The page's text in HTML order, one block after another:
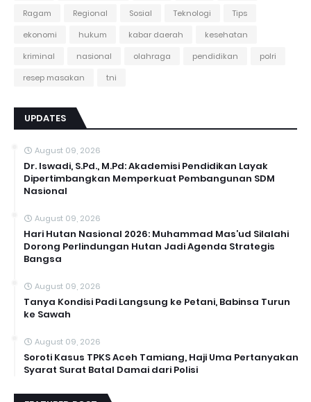
Ragam
Regional Sosial Teknologi
Tips
ekonomi
hukum kabar daerah
kesehatan
kriminal
nasional olahraga pendidikan
polri
resep masakan
tni
UPDATES
August 09, 2026
Dr. Iswadi, S.Pd., M.Pd: Akademisi Pendidikan Layak
Dipertimbangkan Memperkuat Pembangunan SDM
Nasional
August 09, 2026
Hari Hutan Nasional 2026: Muhammad Mas’ud Silalahi
Dorong Perlindungan Hutan Jadi Agenda Strategis
Bangsa
August 09, 2026
Tanya Kondisi Padi Langsung ke Petani, Babinsa Turun
ke Sawah
August 09, 2026
Soroti Kasus TPKS Aceh Tamiang, Haji Uma Pertanyakan
Syarat Surat Batal Damai dari Polisi